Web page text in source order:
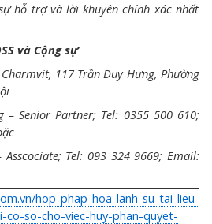
hỗ trợ và lời khuyên chính xác nhất
và Cộng sự
117 Trần Duy Hưng, Phường
– Senior Partner; Tel: 0355 500 610;
Tel: 093 324 9669; Email:
hop-phap-hoa-lanh-su-tai-lieu-
so-cho-viec-huy-phan-quyet-